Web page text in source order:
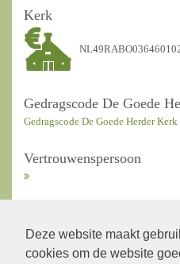
Deze website maakt
cookies om de website
Kerk
Gedragscode De Goede
Gedragscode De Goede Herder Kerk
Vertrouwenspersoon